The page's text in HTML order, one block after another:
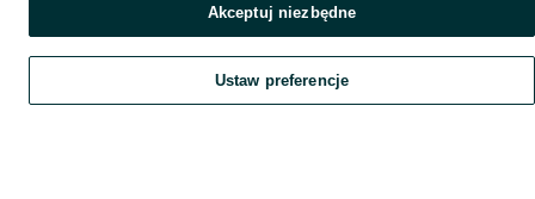
Szukaj Obserwujesz Dodaj Czat Konto
Akceptuj niezbędne
Ustaw preferencje